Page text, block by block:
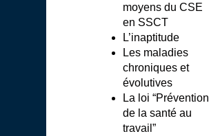
moyens du CSE
en SSCT
L’inaptitude
Les maladies
chroniques et
évolutives
La loi “Prévention
de la santé au
travail”